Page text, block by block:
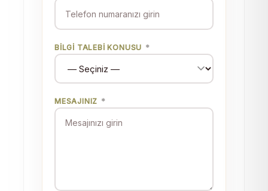
BILGI TALEBI KONUSU *
MESAJINIZ *